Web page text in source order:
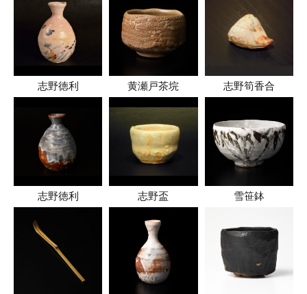
志野徳利 黄瀬戸茶垸 志野筍香合
志野徳利 志野盃 雪笹鉢